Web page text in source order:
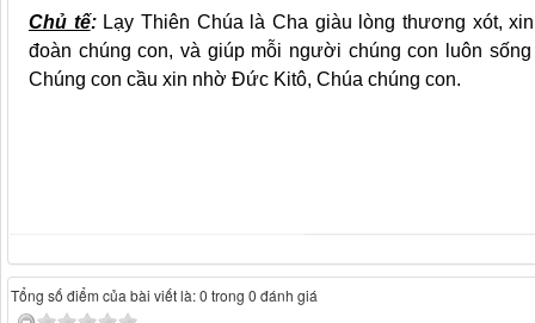
Chủ tế:Lạy Thiên Chúa là Cha giàu lòng thương xót,
đoàn chúng con, và giúp mỗi người chúng con luôn
Chúng con cầu xin nhờ Đức Kitô, Chúa chúng con.
Tổng số điểm của bài viết là: 0 trong 0 đánh giá